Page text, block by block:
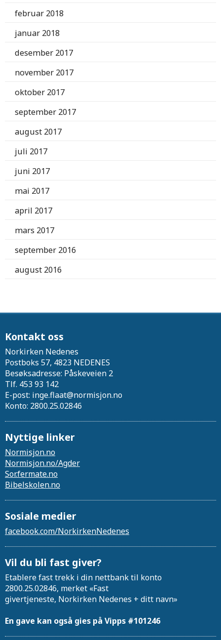
februar 2018
januar 2018
desember 2017
november 2017
oktober 2017
september 2017
august 2017
juli 2017
juni 2017
mai 2017
april 2017
mars 2017
september 2016
august 2016
Kontakt oss
Norkirken Nedenes
Postboks 57, 4823 NEDENES
Besøksadresse: Påskeveien 2
Tlf. 453 93 142
E-post: inge.flaat@normisjon.no
Konto: 2800.25.02846
Nyttige linker
Normisjon.no
Normisjon.no/Agder
Sor.fermate.no
Bibelskolen.no
Sosiale medier
facebook.com/NorkirkenNedenes
Vil du bli fast giver?
Etablere fast trekk i din nettbank til konto
2800.25.02846, merket «Fast
givertjeneste, Norkirken Nedenes + ditt navn»
En gave kan også gies på Vipps #101246